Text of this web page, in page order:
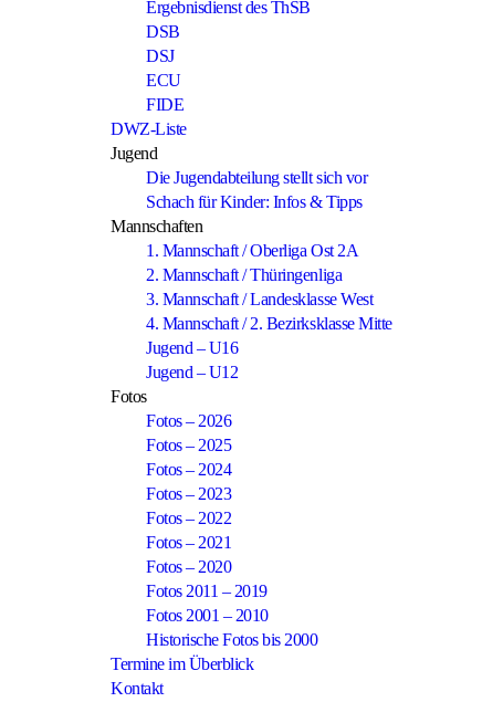
Ergebnisdienst des ThSB
DSB
DSJ
ECU
FIDE
DWZ-Liste
Jugend
Die Jugendabteilung stellt sich vor
Schach für Kinder: Infos & Tipps
Mannschaften
1. Mannschaft / Oberliga Ost 2A
2. Mannschaft / Thüringenliga
3. Mannschaft / Landesklasse West
4. Mannschaft / 2. Bezirksklasse Mitte
Jugend – U16
Jugend – U12
Fotos
Fotos – 2026
Fotos – 2025
Fotos – 2024
Fotos – 2023
Fotos – 2022
Fotos – 2021
Fotos – 2020
Fotos 2011 – 2019
Fotos 2001 – 2010
Historische Fotos bis 2000
Termine im Überblick
Kontakt